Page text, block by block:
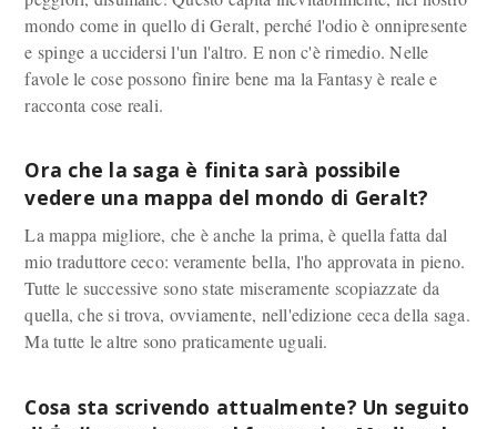
mondo come in quello di Geralt, perché l'odio è onnipresente
e spinge a uccidersi l'un l'altro. E non c'è rimedio. Nelle
favole le cose possono finire bene ma la Fantasy è reale e
racconta cose reali.
Ora che la saga è finita sarà possibile
vedere una mappa del mondo di Geralt?
La mappa migliore, che è anche la prima, è quella fatta dal
mio traduttore ceco: veramente bella, l'ho approvata in pieno.
Tutte le successive sono state miseramente scopiazzate da
quella, che si trova, ovviamente, nell'edizione ceca della saga.
Ma tutte le altre sono praticamente uguali.
Cosa sta scrivendo attualmente? Un seguito